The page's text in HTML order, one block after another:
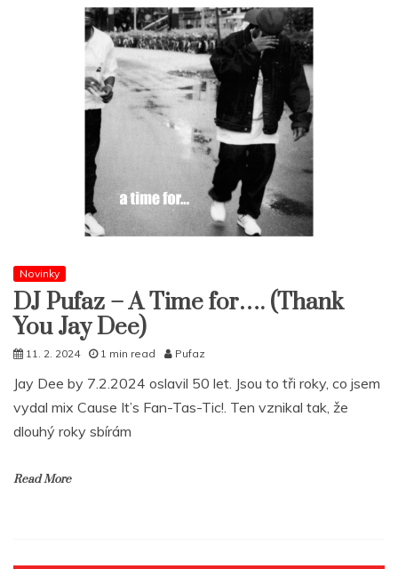
Novinky
DJ Pufaz – A Time for…. (Thank
You Jay Dee)
11. 2. 2024 1 min read Pufaz
Jay Dee by 7.2.2024 oslavil 50 let. Jsou to tři roky, co jsem
vydal mix Cause It’s Fan-Tas-Tic!. Ten vznikal tak, že
dlouhý roky sbírám
Read More